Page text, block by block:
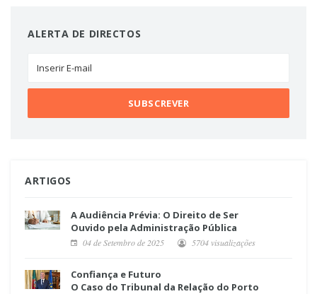
ALERTA DE DIRECTOS
ARTIGOS
A Audiência Prévia: O Direito de Ser
Ouvido pela Administração Pública
04 de Setembro de 2025 5704 visualizações
Confiança e Futuro
O Caso do Tribunal da Relação do Porto